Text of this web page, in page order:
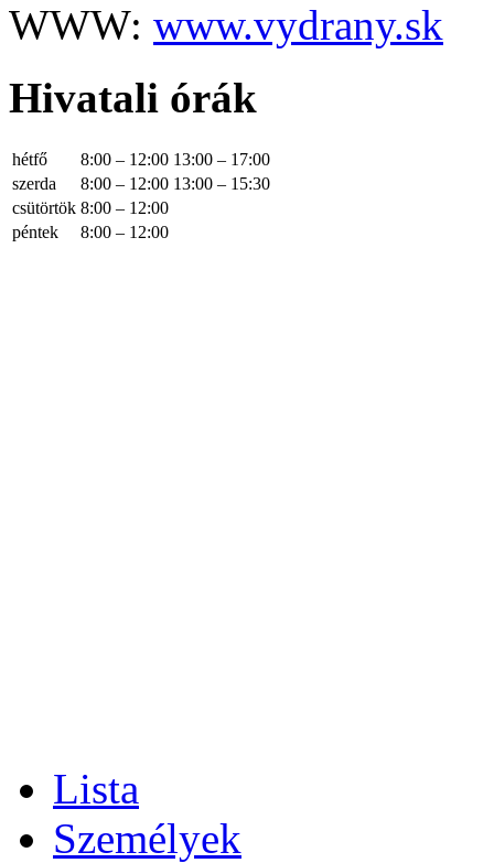
WWW: www.vydrany.sk
Hivatali órák
hétfő 8:00 – 12:00 13:00 – 17:00
szerda
8:00 – 12:00 13:00 – 15:30
csütörtök 8:00 – 12:00
péntek
8:00 – 12:00
Lista
Személyek